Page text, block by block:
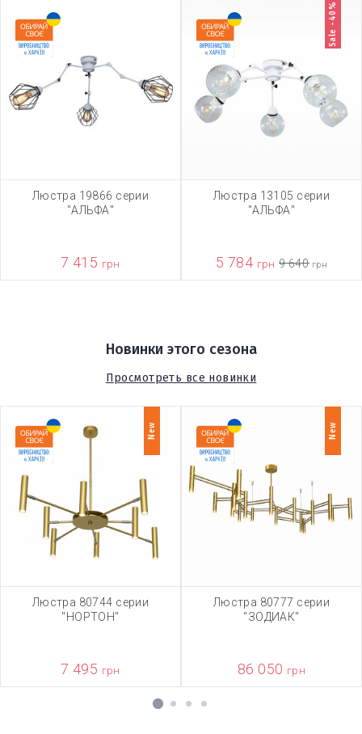
Люстра 19866 серии
"АЛЬФА"
7 415 грн
Sale -40%
Люстра 13105 серии
"АЛЬФА"
5 784 грн 9 640 грн
Новинки этого сезона
Просмотреть все новинки
New
Люстра 80744 серии
"НОРТОН"
7 495 грн
New
Люстра 80777 серии
"ЗОДИАК"
86 050 грн
1 2 3 4